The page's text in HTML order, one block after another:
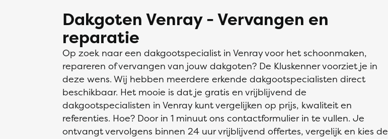
Dakgoten Venray - Vervangen en
reparatie
Op zoek naar een dakgootspecialist in Venray voor het schoonmaken,
repareren of vervangen van jouw dakgoten? De Kluskenner voorziet je in
deze wens. Wij hebben meerdere erkende dakgootspecialisten direct
beschikbaar. Het mooie is dat je gratis en vrijblijvend de
dakgootspecialisten in Venray kunt vergelijken op prijs, kwaliteit en
referenties. Hoe? Door in 1 minuut ons contactformulier in te vullen. Je
ontvangt vervolgens binnen 24 uur vrijblijvend offertes, vergelijk en kies de